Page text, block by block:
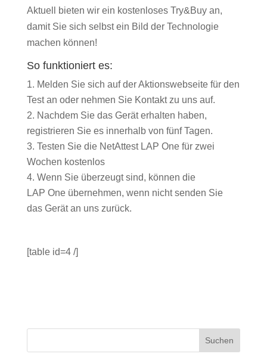
Aktuell bieten wir ein kostenloses Try&Buy an,
damit Sie sich selbst ein Bild der Technologie
machen können!
So funktioniert es:
Melden Sie sich auf der Aktionswebseite für den
Test an oder nehmen Sie Kontakt zu uns auf.
Nachdem Sie das Gerät erhalten haben,
registrieren Sie es innerhalb von fünf Tagen.
Testen Sie die NetAttest LAP One für zwei
Wochen kostenlos
Wenn Sie überzeugt sind, können die
LAP One übernehmen, wenn nicht senden Sie
das Gerät an uns zurück.
[table id=4 /]
Suchen